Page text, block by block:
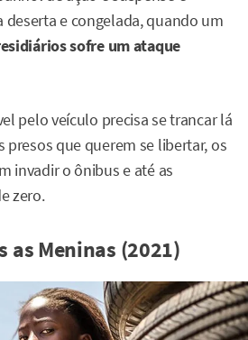
deserta e congelada, quando um
sofre um ataque
pelo veículo precisa se trancar lá
que querem se libertar, os
invadir o ônibus e até as
zero.
as Meninas (2021)